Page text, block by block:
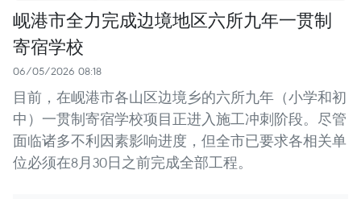
岘港市全力完成边境地区六所九年一贯制
寄宿学校
06/05/2026 08:18
目前，在岘港市各山区边境乡的六所九年（小学和初
中）一贯制寄宿学校项目正进入施工冲刺阶段。尽管
面临诸多不利因素影响进度，但全市已要求各相关单
位必须在8月30日之前完成全部工程。